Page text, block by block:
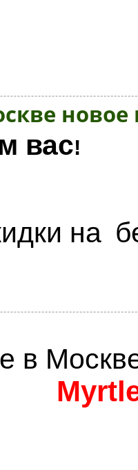
вас!
на
в